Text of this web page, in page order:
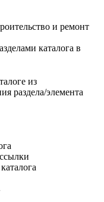
и ремонт
каталога в
из
раздела/элемента